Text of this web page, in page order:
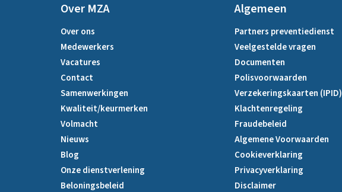
Over MZA
Over ons
Medewerkers
Vacatures
Contact
Samenwerkingen
Kwaliteit/keurmerken
Volmacht
Nieuws
Blog
Onze dienstverlening
Beloningsbeleid
Algemeen
Partners preventiedienst
Veelgestelde vragen
Documenten
Polisvoorwaarden
Verzekeringskaarten (IPID)
Klachtenregeling
Fraudebeleid
Algemene Voorwaarden
Cookieverklaring
Privacyverklaring
Disclaimer